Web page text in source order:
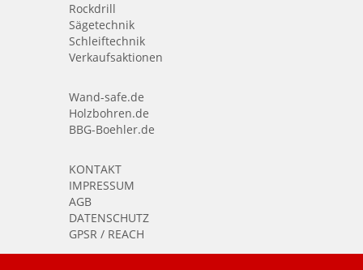
Rockdrill
Sägetechnik
Schleiftechnik
Verkaufsaktionen
Wand-safe.de
Holzbohren.de
BBG-Boehler.de
KONTAKT
IMPRESSUM
AGB
DATENSCHUTZ
GPSR / REACH